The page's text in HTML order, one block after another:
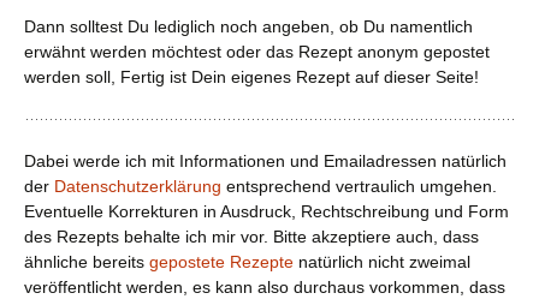
Dann solltest Du lediglich noch angeben, ob Du namentlich
erwähnt werden möchtest oder das Rezept anonym gepostet
werden soll, Fertig ist Dein eigenes Rezept auf dieser Seite!
Dabei werde ich mit Informationen und Emailadressen natürlich
der Datenschutzerklärung entsprechend vertraulich umgehen.
Eventuelle Korrekturen in Ausdruck, Rechtschreibung und Form
des Rezepts behalte ich mir vor. Bitte akzeptiere auch, dass
ähnliche bereits gepostete Rezepte natürlich nicht zweimal
veröffentlicht werden, es kann also durchaus vorkommen, dass